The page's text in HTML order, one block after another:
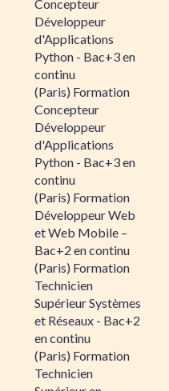
Concepteur
Développeur
d'Applications
Python - Bac+3 en
continu
(Paris) Formation
Concepteur
Développeur
d'Applications
Python - Bac+3 en
continu
(Paris) Formation
Développeur Web
et Web Mobile –
Bac+2 en continu
(Paris) Formation
Technicien
Supérieur Systèmes
et Réseaux - Bac+2
en continu
(Paris) Formation
Technicien